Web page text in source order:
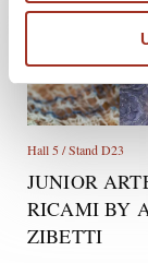
Hall 5 / Stand D23
JUNIOR
RICAMI BY
ZIBETTI